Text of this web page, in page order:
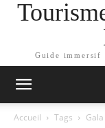
Guide immersif
Accueil Tags